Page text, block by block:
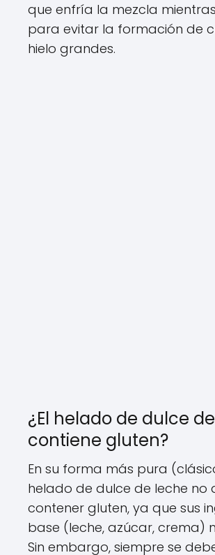
que enfría la mezcla
para evitar la formación de
hielo grandes.
¿El helado de dulce
contiene gluten?
En su forma más pura
helado de dulce de leche no
contener gluten, ya que sus
base (leche, azúcar, crema)
Sin embargo, siempre se